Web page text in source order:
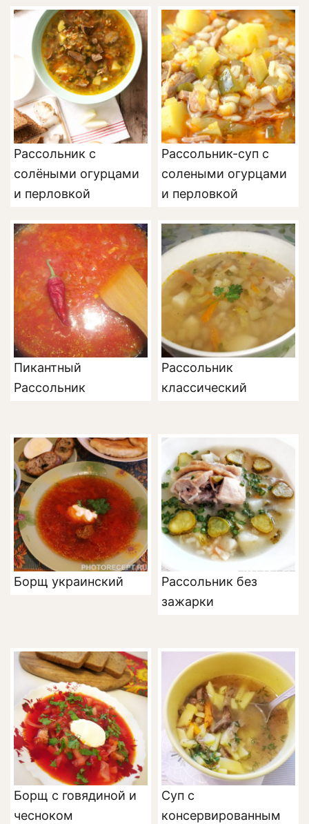
Рассольник с
солёными огурцами
и перловкой
Рассольник-суп с
солеными огурцами
и перловкой
Пикантный
Рассольник
Рассольник
классический
Борщ украинский
Рассольник без
зажарки
Борщ с говядиной и
чесноком
Суп с
консервированным